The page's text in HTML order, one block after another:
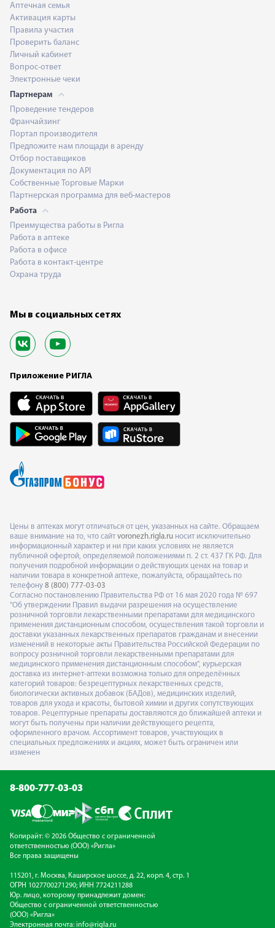
Аптечная семья
Активация карты
Правила участия
Проверить баланс
Личный кабинет
Вопрос-ответ
Электронные чеки
Партнерам
Проведение тендеров
Франчайзинг
Портал производителя
Предложите нам площади в аренду
Отбор поставщиков
Документация по API
Собственные Торговые Марки
Партнерская программа для веб-мастеров
Работа
Преимущества работы в Ригла
Работа в аптеке
Работа в офисе
Работа в контакт-центре
Охрана труда
Мы в социальных сетях
Приложение РИГЛА
Цены в аптеках могут отличаться от цен, указанных на сайте. Обращаем
ваше внимание на то, что сайт voronezh.rigla.ru носит исключительно
информационный характер и ни при каких условиях не является
публичной офертой, определяемой положениями п. 2 ст. 437 ГК РФ. Для
получения подробной информации о действующих ценах на товар и
наличии товара в конкретной аптеке, пожалуйста, обращайтесь по
телефону 8 (800) 777-03-03
Согласно постановлению Правительства РФ от 16 мая 2020 года № 697
"Об утверждении Правил выдачи разрешения на осуществление
розничной торговли лекарственными препаратами для медицинского
применения дистанционным способом, осуществления такой торговли и
доставки указанных лекарственных препаратов гражданам и внесении
изменений в некоторые акты Правительства Российской Федерации по
вопросу розничной торговли лекарственными препаратами для
медицинского применения дистанционным способом", курьерская
доставка из интернет-аптеки возможна только для определённых
категорий товаров: безрецептурных лекарственных средств,
биологически активных добавок (БАДов), медицинских изделий,
товаров для ухода и красоты, бытовой химии и других сопутствующих
товаров. Рецептурные препараты доставляются до ближайшей аптеки и
могут быть получены при наличии действующего рецепта,
оформленного врачом. Ассортимент товаров, участвующих в
специальных предложениях и акциях, может быть ограничен или
изменен
8-800-777-03-03
Копирайт: © 2026 Общество с ограниченной
ответственностью (ООО) «Ригла»
Все права защищены
115201, г. Москва, Каширское шоссе, д. 22, корп. 4, стр. 1
ОГРН 1027700271290; ИНН 7724211288
Юр. лицо, которому принадлежит домен:
Общество с ограниченной ответственностью
(ООО) «Ригла»
Электронная почта: info@rigla.ru